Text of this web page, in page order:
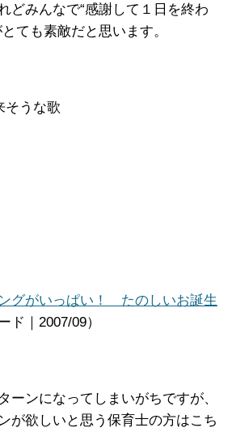
どみんなで“感謝して１日を終わ
ても素敵だと思います。
そうな歌
グがいっぱい！ たのしいお誕生
｜2007/09）
ーンになってしまいがちですが、
が欲しいと思う保育士の方はこち